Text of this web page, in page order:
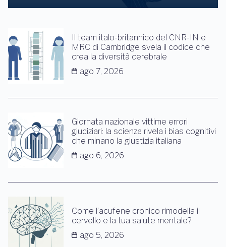
Il team italo-britannico del CNR-IN e
MRC di Cambridge svela il codice che
crea la diversità cerebrale
ago 7, 2026
Giornata nazionale vittime errori
giudiziari: la scienza rivela i bias cognitivi
che minano la giustizia italiana
ago 6, 2026
Come l’acufene cronico rimodella il
cervello e la tua salute mentale?
ago 5, 2026